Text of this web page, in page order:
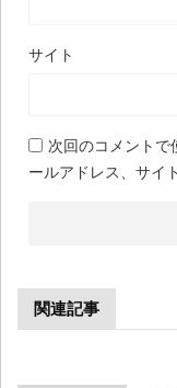
サイト
次回のコメントで
ールアドレス、サイ
関連記事